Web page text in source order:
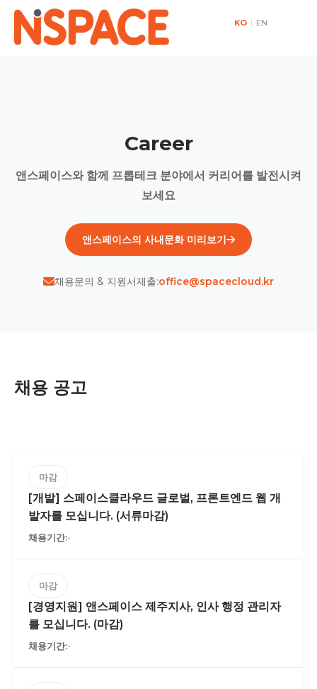
KO | EN
Career
앤스페이스와 함께 프롭테크 분야에서 커리어를 발전시켜
보세요
앤스페이스의 사내문화 미리보기
채용문의 & 지원서제출:office@spacecloud.kr
채용 공고
마감
[개발] 스페이스클라우드 글로벌, 프론트엔드 웹 개
발자를 모십니다. (서류마감)
-
마감
[경영지원] 앤스페이스 제주지사, 인사 행정 관리자
를 모십니다. (마감)
-